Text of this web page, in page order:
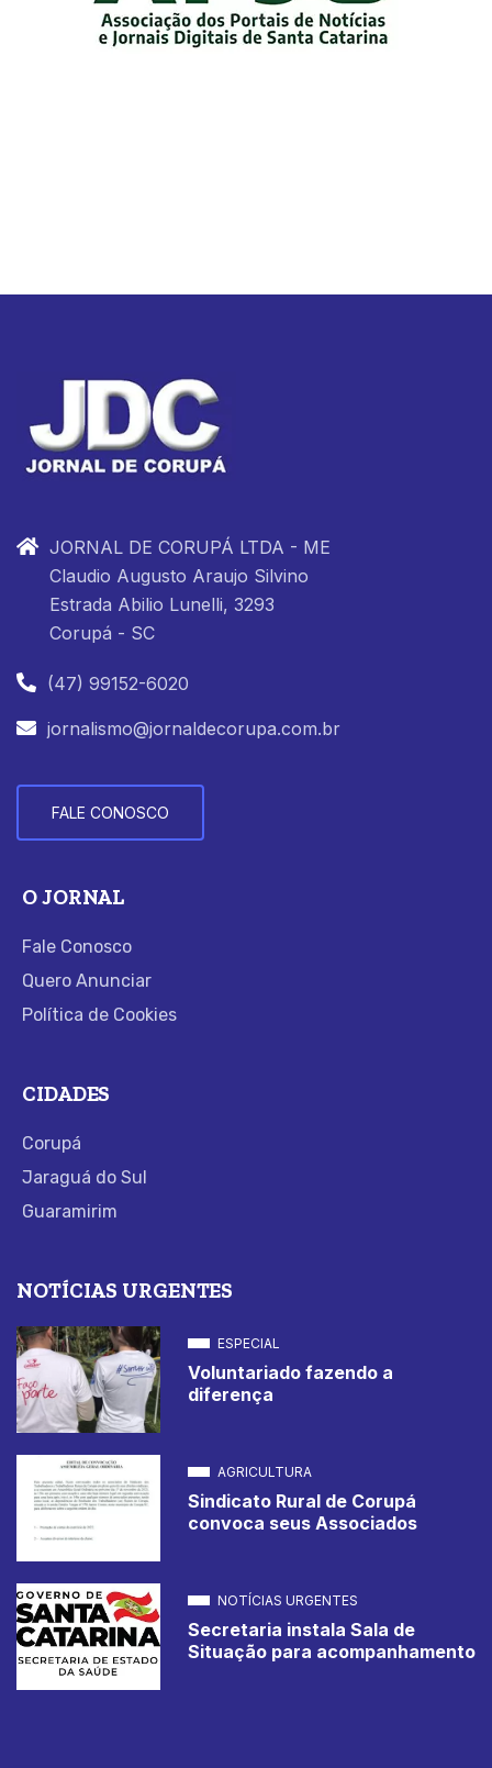
JORNAL DE CORUPÁ LTDA - ME
Claudio Augusto Araujo Silvino
Estrada Abilio Lunelli, 3293
Corupá - SC
(47) 99152-6020
jornalismo@jornaldecorupa.com.br
FALE CONOSCO
O JORNAL
Fale Conosco
Quero Anunciar
Política de Cookies
CIDADES
Corupá
Jaraguá do Sul
Guaramirim
NOTÍCIAS URGENTES
ESPECIAL
Voluntariado fazendo a
diferença
AGRICULTURA
Sindicato Rural de Corupá
convoca seus Associados
NOTÍCIAS URGENTES
Secretaria instala Sala de
Situação para acompanhamento